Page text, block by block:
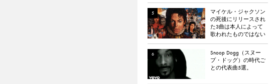
マイケル・ジャクソン
の死後にリリースされ
た3曲は本人によって
歌われたものではない
Snoop Dogg（スヌー
プ・ドッグ）の時代ご
との代表曲5選。